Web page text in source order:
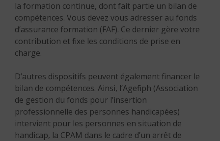
la formation continue, dont fait partie un bilan de
compétences. Vous devez vous adresser au fonds
d’assurance formation (FAF). Ce dernier gère votre
contribution et fixe les conditions de prise en
charge.
D’autres dispositifs peuvent également financer le
bilan de compétences. Ainsi, l’Agefiph (Association
de gestion du fonds pour l’insertion
professionnelle des personnes handicapées)
intervient pour les personnes en situation de
handicap, la CPAM dans le cadre d’un arrêt de